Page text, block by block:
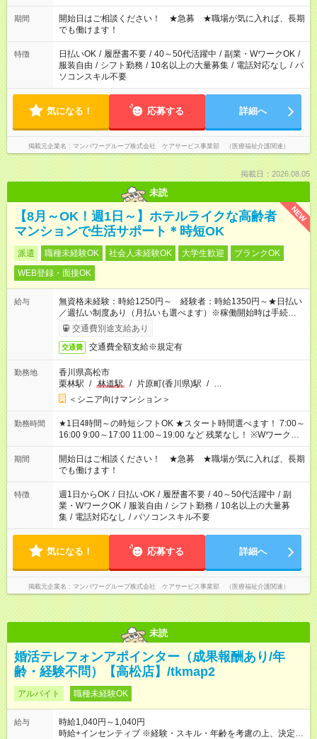
場合、他のお仕事と合わせ週40時間超の就業はご案内できませ
ん ※法令に基づき、週20時間以上勤務は社会保険への加入対象
となります ※労働者派遣法（日雇い派遣の原則禁止）により、
短時間・短期間の就業はご案内が難しい場合があります
期間
開始日はご相談ください！ ★急募 ★職場が気に入れば、長期
でも働けます！
特徴 日払いOK / 履歴書不要 / 40～50代活躍中 / 副業・WワークOK /
服装自由 / シフト勤務 / 10名以上の大量募集 / 電話対応なし / パ
ソコンスキル不要
気になる！ 応募する 詳細へ
掲載元企業名 マンパワーグループ株式会社 ケアサービス事業部 （医療福祉介護関連）
掲載日：2026.08.05
未読
NEW
【8月～OK！週1日～】ホテルライクな高齢者
マンションで生活サポート＊時短OK
派遣 職種未経験OK 社会人未経験OK 大学生歓迎
ブランクOK
WEB登録・面接OK
給与
無資格未経験：時給1250円～ 経験者：時給1350円～★日払い
／週払い制度あり（月払いも選べます）※稼働開始時は手続き完
了次第のお支払いとなります。
交通費別途支給あり
交通費 交通費全額支給※規定有
勤務地
香川県高松市
栗林駅 / 林道駅 / 片原町(香川県)駅 / …
＜シニア向けマンション＞
勤務時間
★1日4時間～の時短シフトOK ★スタート時間選べます！ 7:00～
16:00 9:00～17:00 11:00～19:00 など 残業なし！ ※Wワークの
場合、他のお仕事と合わせ週40時間超の就業はご案内できませ
ん ※法令に基づき、週20時間以上勤務は社会保険への加入対象
となります ※労働者派遣法（日雇い派遣の原則禁止）により、
短時間・短期間の就業はご案内が難しい場合があります
期間
開始日はご相談ください！ ★急募 ★職場が気に入れば、長期
でも働けます！
特徴 週1日からOK / 日払いOK / 履歴書不要 / 40～50代活躍中 / 副
業・WワークOK / 服装自由 / シフト勤務 / 10名以上の大量募
集 / 電話対応なし / パソコンスキル不要
気になる！ 応募する 詳細へ
掲載元企業名 マンパワーグループ株式会社 ケアサービス事業部 （医療福祉介護関連）
未読
婚活テレフォンアポインター（成果報酬あり/年
齢・経験不問）【高松店】/tkmap2
アルバイト 職種未経験OK
給与
時給1,040円～1,040円
時給+インセンティブ ※経験・スキル・年齢を考慮の上、決定し